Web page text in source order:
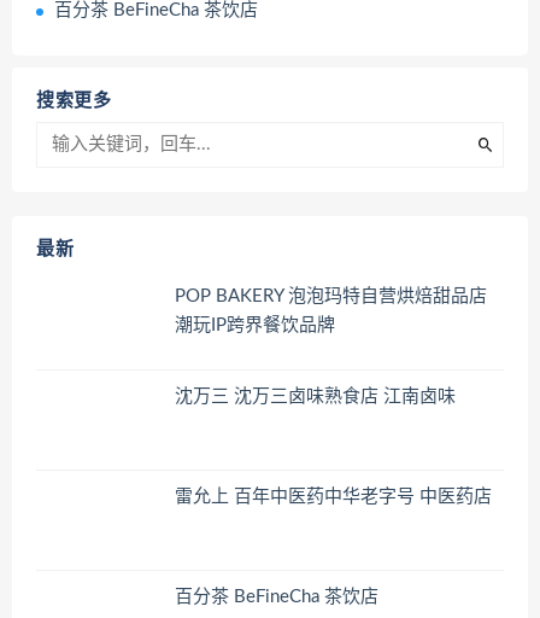
百分茶 BeFineCha 茶饮店
搜索更多
最新
POP BAKERY 泡泡玛特自营烘焙甜品店
潮玩IP跨界餐饮品牌
沈万三 沈万三卤味熟食店 江南卤味
雷允上 百年中医药中华老字号 中医药店
百分茶 BeFineCha 茶饮店